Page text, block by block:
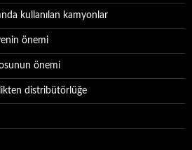
kullanılan kamyonlar
önemi
önemi
distribütörlüğe